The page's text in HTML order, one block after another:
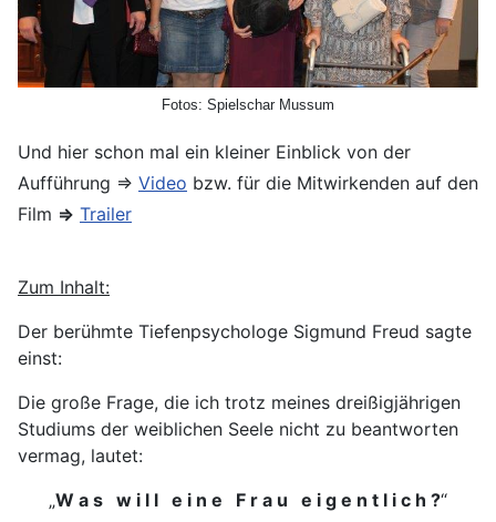
Fotos: Spielschar Mussum
Und hier schon mal ein kleiner Einblick von der
Aufführung ⇒ Video bzw. für die Mitwirkenden auf den
Film ⇒ Trailer
Zum Inhalt:
Der berühmte Tiefenpsychologe Sigmund Freud sagte
einst:
Die große Frage, die ich trotz meines dreißigjährigen
Studiums der weiblichen Seele nicht zu beantworten
vermag, lautet:
„W a s w i l l e i n e F r a u e i g e n t l i c h ?“